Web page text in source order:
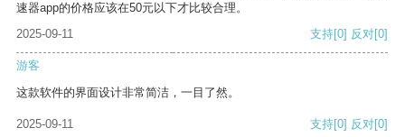
速器app的价格应该在50元以下才比较合理。
2025-09-11
支持[0] 反对[0]
游客
这款软件的界面设计非常简洁，一目了然。
2025-09-11 支持[0] 反对[0]